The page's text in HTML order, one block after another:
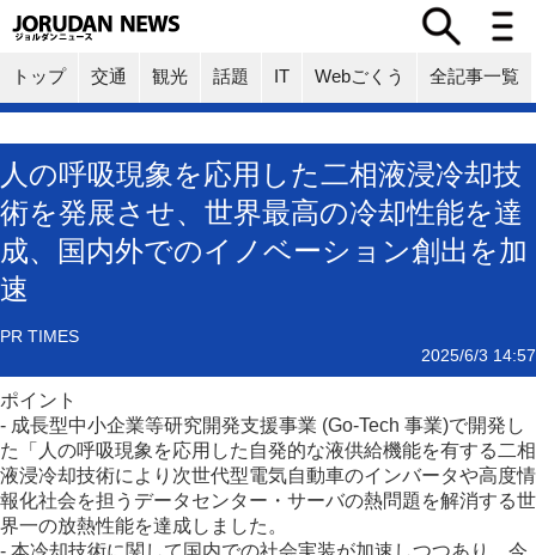
トップ 交通 観光 話題 IT Webごくう 全記事一覧
人の呼吸現象を応用した二相液浸冷却技
術を発展させ、世界最高の冷却性能を達
成、国内外でのイノベーション創出を加
速
PR TIMES
2025/6/3 14:57
ポイント
- 成長型中小企業等研究開発支援事業 (Go-Tech 事業)で開発し
た「人の呼吸現象を応用した自発的な液供給機能を有する二相
液浸冷却技術により次世代型電気自動車のインバータや高度情
報化社会を担うデータセンター・サーバの熱問題を解消する世
界一の放熱性能を達成しました。
- 本冷却技術に関して国内での社会実装が加速しつつあり、今